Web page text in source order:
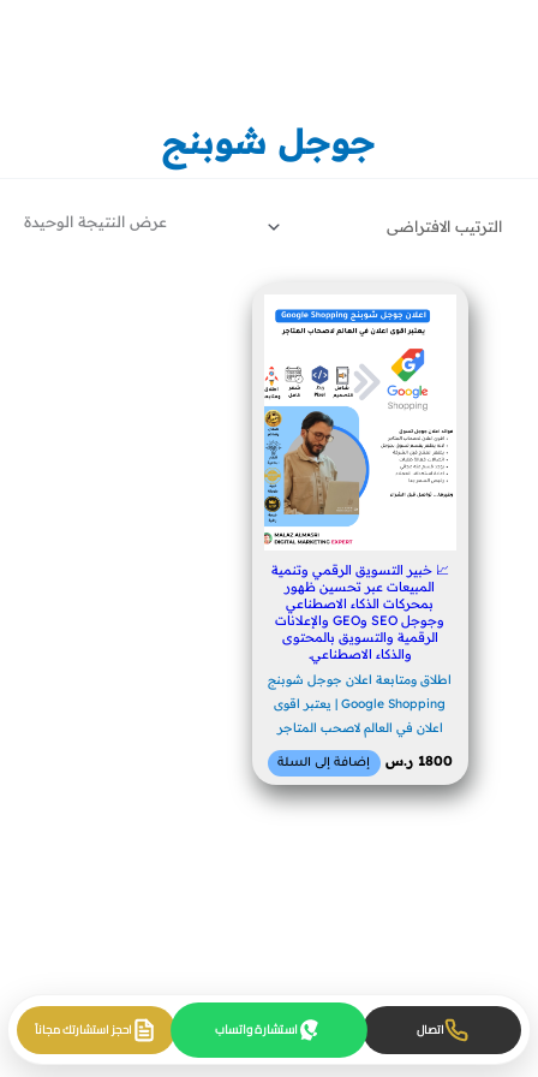
جوجل شوبنج
عرض النتيجة الوحيدة
📈 خبير التسويق الرقمي وتنمية
المبيعات عبر تحسين ظهور
بمحركات الذكاء الاصطناعي
وجوجل SEO وGEO والإعلانات
الرقمية والتسويق بالمحتوى
والذكاء الاصطناعي.
اطلاق ومتابعة اعلان جوجل شوبنج
Google Shopping | يعتبر اقوى
اعلان في العالم لاصحب المتاجر
1800 ر.س إضافة إلى السلة
اتصال استشارة واتساب احجز استشارتك مجاناً